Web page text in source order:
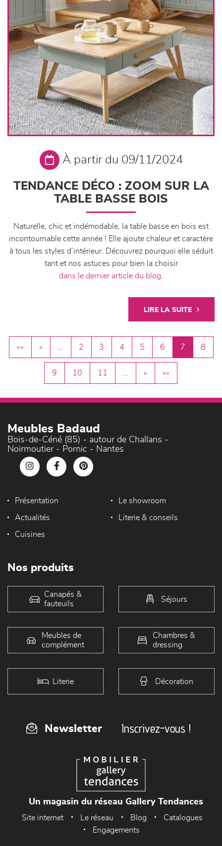
À partir du 09/11/2024
TENDANCE DÉCO : ZOOM SUR LA
TABLE BASSE BOIS
Naturelle, chic et indémodable, la table basse en bois est
incontournable cette année ! Elle ajoute chaleur et caractère
à tous les styles d’intérieur. Découvrez pourquoi elle séduit
tant et nos astuces pour bien la choisir
dans le dernier article du blog
LIRE LA SUITE
«« « 2 3 4 5 6 7 8
9 10 11 » »»
Meubles Badaud
Bois-de-Céné (85) - autour de Challans -
Noirmoutier - Pornic - Nantes
Présentation Le showroom
Actualités Literie & conseils
Cuisines
Nos produits
Canapés &
fauteuils
Séjours
Meubles de
complément
Chambres &
dressing
Literie Décoration
Newsletter Inscrivez-vous !
Un magasin du réseau Gallery Tendances
Site internet Le réseau Blog
Catalogues
Engagements